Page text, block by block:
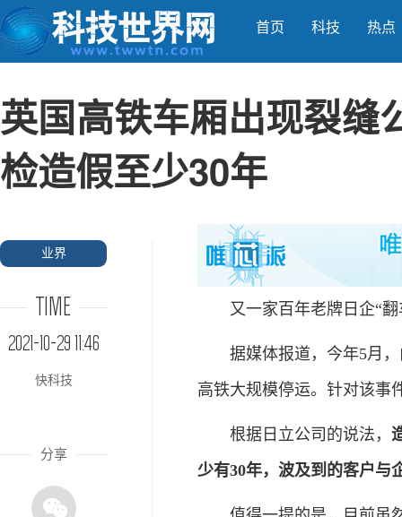
首页 科技 热点
英国高铁车厢出现裂缝
检造假至少30年
业界
TIME
2021-10-29 11:46
快科技
分享
又一家百年老牌日企“翻
据媒体报道，今年5月，
高铁大规模停运。针对该事
根据日立公司的说法，
少有30年，波及到的客户与